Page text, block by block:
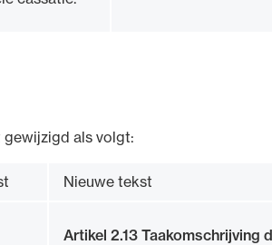
gewijzigd als volgt:
Nieuwe tekst
Artikel 2.13 Taakomschrijving